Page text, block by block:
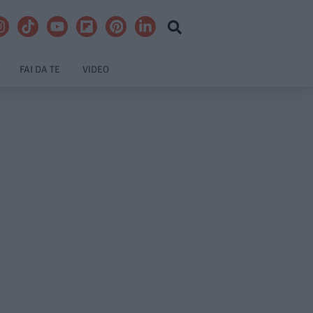
FAI DA TE VIDEO